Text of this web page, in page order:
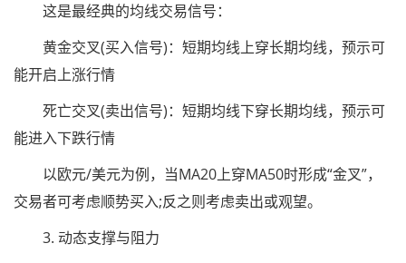
这是最经典的均线交易信号：
黄金交叉(买入信号)：短期均线上穿长期均线，预示可
能开启上涨行情
死亡交叉(卖出信号)：短期均线下穿长期均线，预示可
能进入下跌行情
以欧元/美元为例，当MA20上穿MA50时形成“金叉”，
交易者可考虑顺势买入;反之则考虑卖出或观望。
3. 动态支撑与阻力